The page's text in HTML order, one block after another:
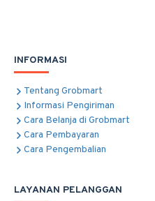
INFORMASI
Tentang Grobmart
Informasi Pengiriman
Cara Belanja di Grobmart
Cara Pembayaran
Cara Pengembalian
LAYANAN PELANGGAN